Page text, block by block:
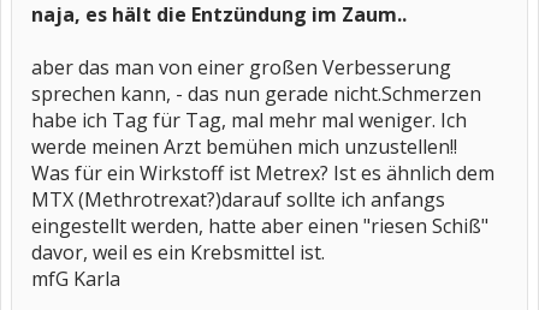
naja, es hält die Entzündung im Zaum..
aber das man von einer großen Verbesserung
sprechen kann, - das nun gerade nicht.Schmerzen
habe ich Tag für Tag, mal mehr mal weniger. Ich
werde meinen Arzt bemühen mich unzustellen!!
Was für ein Wirkstoff ist Metrex? Ist es ähnlich dem
MTX (Methrotrexat?)darauf sollte ich anfangs
eingestellt werden, hatte aber einen "riesen Schiß"
davor, weil es ein Krebsmittel ist.
mfG Karla